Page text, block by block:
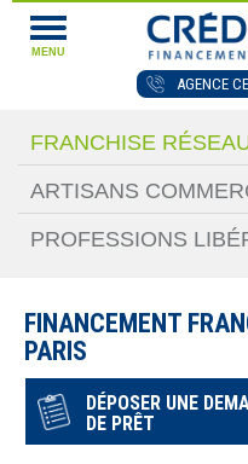
MENU
AGENCE
FRANCHISE
ARTISANS
PROFESSIONS
FINANCEMENT
PARIS
DÉPOSER UNE
DE PRÊT